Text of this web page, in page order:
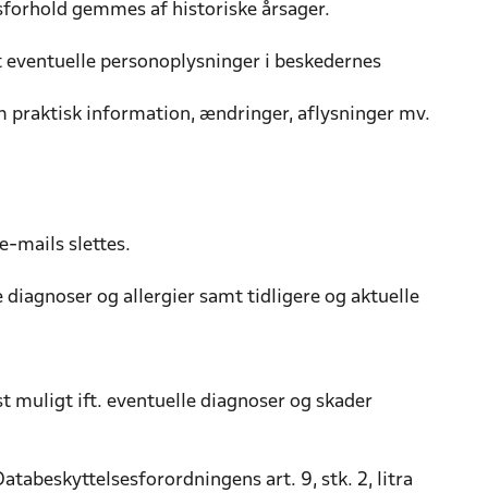
gemmes af historiske årsager.
personoplysninger i beskedernes
praktisk information, ændringer, aflysninger mv.
mails slettes.
diagnoser og allergier samt tidligere og aktuelle
ift. eventuelle diagnoser og skader
art. 9, stk. 2, litra